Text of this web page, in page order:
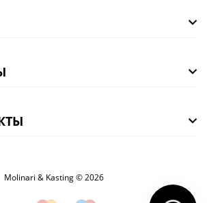
Molinari & Kasting © 2026